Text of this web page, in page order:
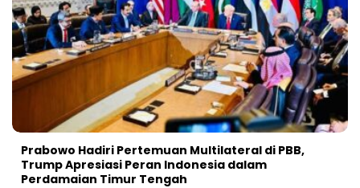
Prabowo Hadiri Pertemuan Multilateral di PBB,
Trump Apresiasi Peran Indonesia dalam
Perdamaian Timur Tengah